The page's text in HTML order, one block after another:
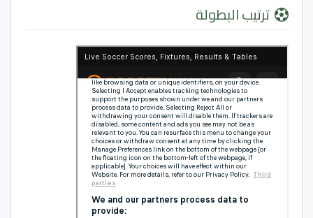
ترتيب البطولة